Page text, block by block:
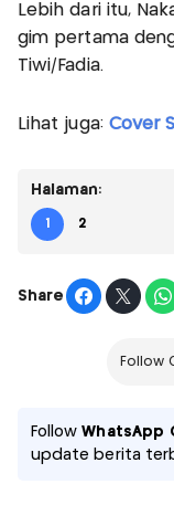
Lebih dari itu,
gim pertama
Tiwi/Fadia.
Lihat juga: Cover
Halaman:
1 2
Share
Follow
FollowWhatsApp
update berita